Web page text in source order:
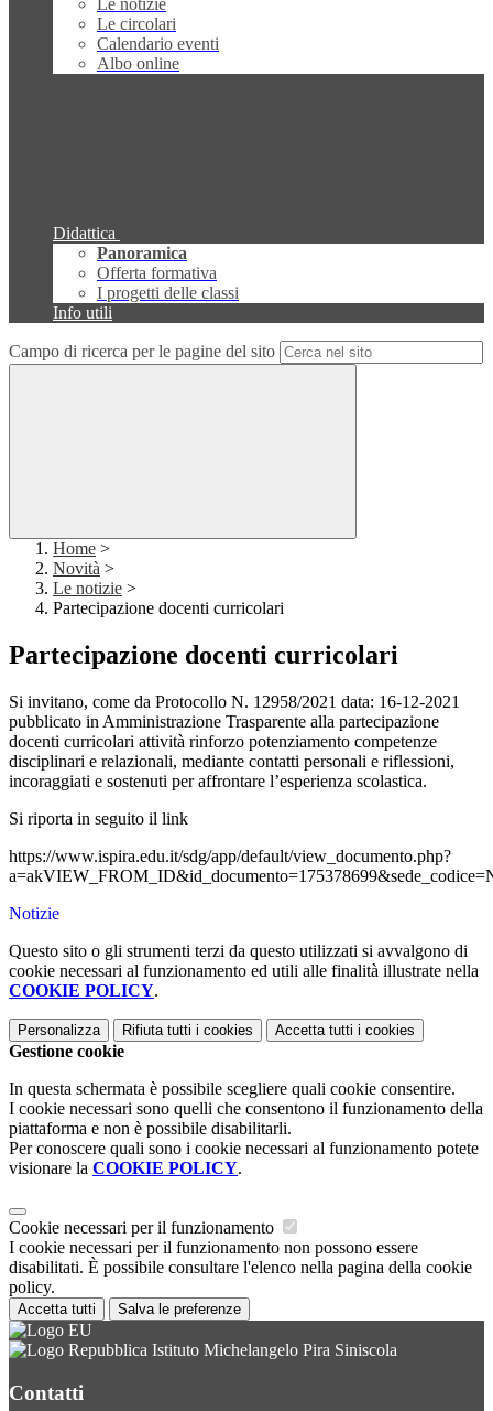
Le notizie
Le circolari
Calendario eventi
Albo online
Didattica
Panoramica
Offerta formativa
I progetti delle classi
Info utili
Campo di ricerca per le pagine del sito
Home >
Novità >
Le notizie >
Partecipazione docenti curricolari
Partecipazione docenti curricolari
Si invitano, come da Protocollo N. 12958/2021 data: 16-12-2021
pubblicato in Amministrazione Trasparente alla partecipazione
docenti curricolari attività rinforzo potenziamento competenze
disciplinari e relazionali, mediante contatti personali e riflessioni,
incoraggiati e sostenuti per affrontare l’esperienza scolastica.
Si riporta in seguito il link
https://www.ispira.edu.it/sdg/app/default/view_documento.php?
Notizie
Questo sito o gli strumenti terzi da questo utilizzati si avvalgono di
cookie necessari al funzionamento ed utili alle finalità illustrate nella
COOKIE POLICY.
Personalizza Rifiuta tutti i cookies Accetta tutti i cookies
Gestione cookie
In questa schermata è possibile scegliere quali cookie consentire.
I cookie necessari sono quelli che consentono il funzionamento della
piattaforma e non è possibile disabilitarli.
Per conoscere quali sono i cookie necessari al funzionamento potete
visionare la COOKIE POLICY.
Cookie necessari per il funzionamento
I cookie necessari per il funzionamento non possono essere
disabilitati. È possibile consultare l'elenco nella pagina della cookie
policy.
Accetta tutti Salva le preferenze
Istituto Michelangelo Pira Siniscola
Contatti